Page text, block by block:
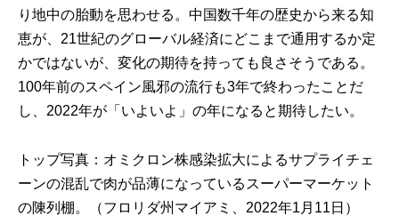
り地中の胎動を思わせる。中国数千年の歴史から来る知
恵が、21世紀のグローバル経済にどこまで通用するか定
かではないが、変化の期待を持っても良さそうである。
100年前のスペイン風邪の流行も3年で終わったことだ
し、2022年が「いよいよ」の年になると期待したい。
トップ写真：オミクロン株感染拡大によるサプライチェ
ーンの混乱で肉が品薄になっているスーパーマーケット
の陳列棚。（フロリダ州マイアミ、2022年1月11日）